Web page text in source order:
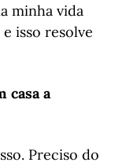
minha vida
isso resolve
casa a
Preciso do